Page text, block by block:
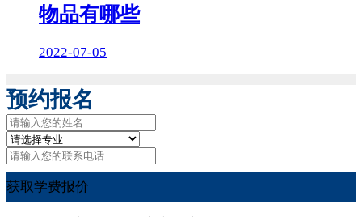
物品有哪些
2022-07-05
预约报名
获取学费报价